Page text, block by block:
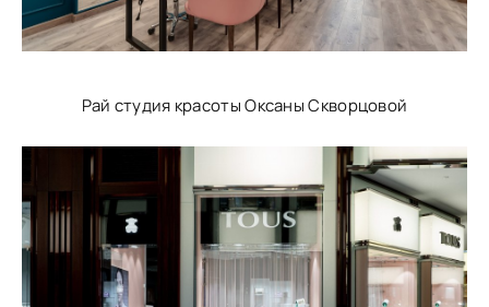
Рай студия красоты Оксаны Скворцовой